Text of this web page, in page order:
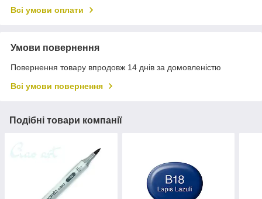
Всі умови оплати
Умови повернення
Повернення товару впродовж 14 днів за домовленістю
Всі умови повернення
Подібні товари компанії